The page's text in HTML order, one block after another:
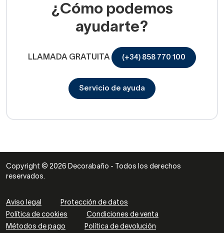
¿Cómo podemos
ayudarte?
LLAMADA GRATUITA (+34) 858 770 100
Servicio de ayuda
Copyright © 2026 Decorabaño - Todos los derechos
reservados.
Aviso legal
Protección de datos
Política de cookies
Condiciones de venta
Métodos de pago
Política de devolución